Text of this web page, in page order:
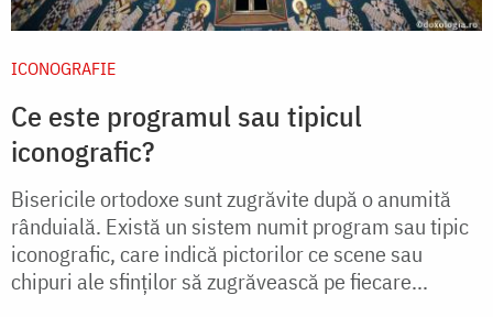
ICONOGRAFIE
Ce este programul sau tipicul
iconografic?
Bisericile ortodoxe sunt zugrăvite după o anumită
rânduială. Există un sistem numit program sau tipic
iconografic, care indică pictorilor ce scene sau
chipuri ale sfinților să zugrăvească pe fiecare...